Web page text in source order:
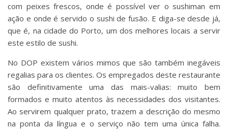
com peixes frescos, onde é possível ver o sushiman em
ação e onde é servido o sushi de fusão. E diga-se desde já,
que é, na cidade do Porto, um dos melhores locais a servir
este estilo de sushi.
No DOP existem vários mimos que são também inegáveis
regalias para os clientes. Os empregados deste restaurante
são definitivamente uma das mais-valias: muito bem
formados e muito atentos às necessidades dos visitantes.
Ao servirem qualquer prato, trazem a descrição do mesmo
na ponta da língua e o serviço não tem uma única falha.